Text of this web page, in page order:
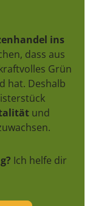
ins
dass aus
Grün
hat. Deshalb
und
Ich helfe dir